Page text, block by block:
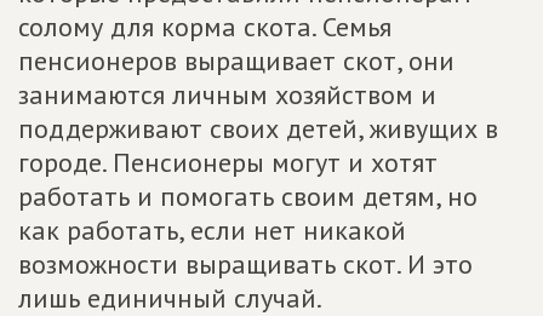
солому для корма скота. Семья
пенсионеров выращивает скот, они
занимаются личным хозяйством и
поддерживают своих детей, живущих в
городе. Пенсионеры могут и хотят
работать и помогать своим детям, но
как работать, если нет никакой
возможности выращивать скот. И это
лишь единичный случай.